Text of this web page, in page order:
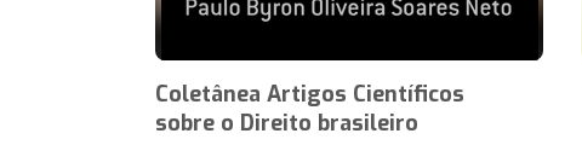
Coletânea Artigos Científicos
sobre o Direito brasileiro